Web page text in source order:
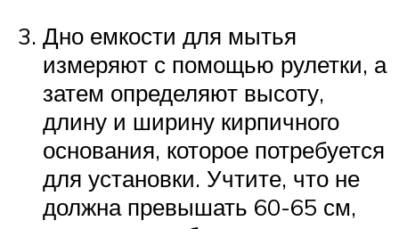
Дно емкости для мытья
измеряют с помощью рулетки, а
затем определяют высоту,
длину и ширину кирпичного
основания, которое потребуется
для установки. Учтите, что не
должна превышать 60-65 см,